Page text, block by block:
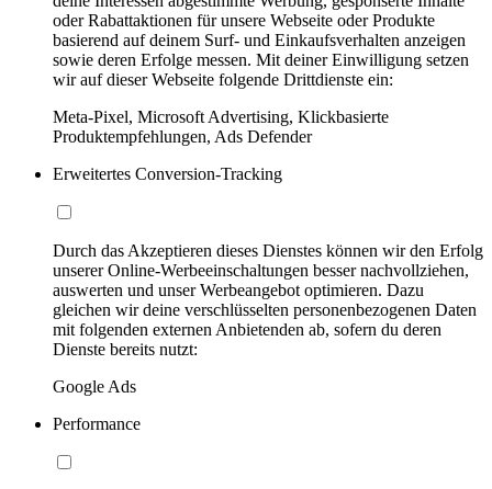
oder Rabattaktionen für unsere Webseite oder Produkte
basierend auf deinem Surf- und Einkaufsverhalten anzeigen
sowie deren Erfolge messen. Mit deiner Einwilligung setzen
wir auf dieser Webseite folgende Drittdienste ein:
Meta-Pixel, Microsoft Advertising, Klickbasierte
Produktempfehlungen, Ads Defender
Erweitertes Conversion-Tracking
Durch das Akzeptieren dieses Dienstes können wir den Erfolg
unserer Online-Werbeeinschaltungen besser nachvollziehen,
auswerten und unser Werbeangebot optimieren. Dazu
gleichen wir deine verschlüsselten personenbezogenen Daten
mit folgenden externen Anbietenden ab, sofern du deren
Dienste bereits nutzt:
Google Ads
Performance